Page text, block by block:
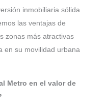
inmobiliaria sólida
las ventajas de
zonas más atractivas
en su movilidad urbana
Metro en el valor de